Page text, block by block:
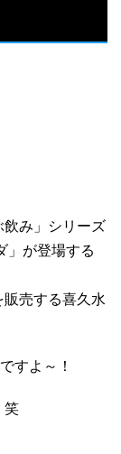
飲み」シリーズ
」が登場する
売する喜久水
すよ～！
笑